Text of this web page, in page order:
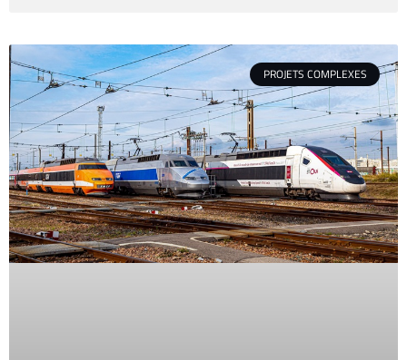
PROJETS COMPLEXES